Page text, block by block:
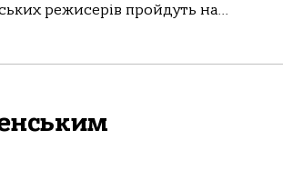
режисерів пройдуть на...